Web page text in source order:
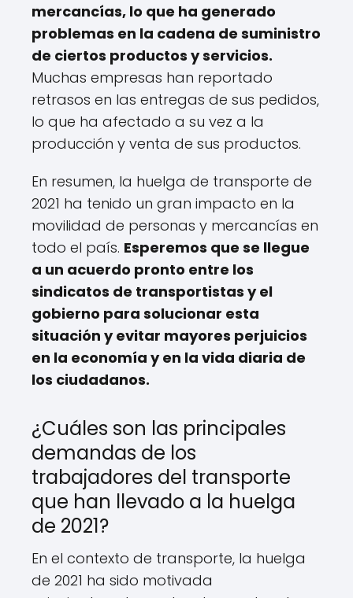
mercancías, lo que ha generado
problemas en la cadena de suministro
de ciertos productos y servicios.
Muchas empresas han reportado
retrasos en las entregas de sus pedidos,
lo que ha afectado a su vez a la
producción y venta de sus productos.
En resumen, la huelga de transporte de
2021 ha tenido un gran impacto en la
movilidad de personas y mercancías en
todo el país. Esperemos que se llegue
a un acuerdo pronto entre los
sindicatos de transportistas y el
gobierno para solucionar esta
situación y evitar mayores perjuicios
en la economía y en la vida diaria de
los ciudadanos.
¿Cuáles son las principales
demandas de los
trabajadores del transporte
que han llevado a la huelga
de 2021?
En el contexto de transporte, la huelga
de 2021 ha sido motivada